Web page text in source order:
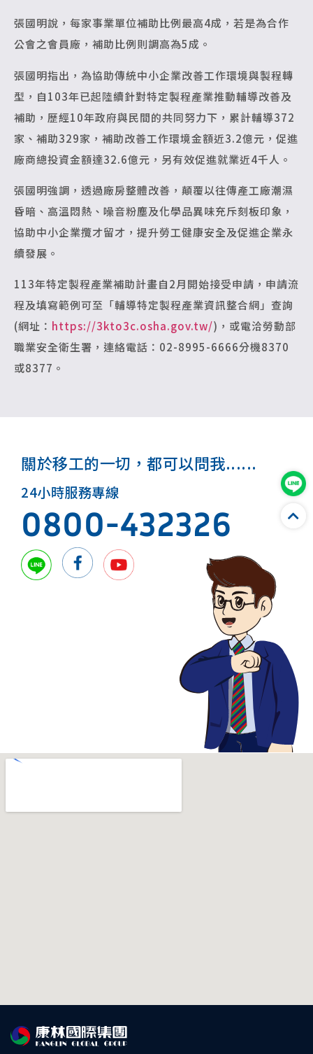
張國明說，每家事業單位補助比例最高4成，若是為合作
公會之會員廠，補助比例則調高為5成。
張國明指出，為協助傳統中小企業改善工作環境與製程轉
型，自103年已起陸續針對特定製程產業推動輔導改善及
補助，歷經10年政府與民間的共同努力下，累計輔導372
家、補助329家，補助改善工作環境金額近3.2億元，促進
廠商總投資金額達32.6億元，另有效促進就業近4千人。
張國明強調，透過廠房整體改善，顛覆以往傳產工廠潮濕
昏暗、高溫悶熱、噪音粉塵及化學品異味充斥刻板印象，
協助中小企業攬才留才，提升勞工健康安全及促進企業永
續發展。
113年特定製程產業補助計畫自2月開始接受申請，申請流
程及填寫範例可至「輔導特定製程產業資訊整合網」查詢
(網址： https://3kto3c.osha.gov.tw/)，或電洽勞動部
職業安全衛生署，連絡電話：02-8995-6666分機8370
或8377。
關於移工的一切，都可以問我......
24小時服務專線
0800-432326